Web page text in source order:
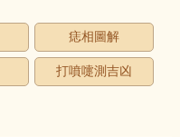
痣相圖解
打噴嚏測吉凶